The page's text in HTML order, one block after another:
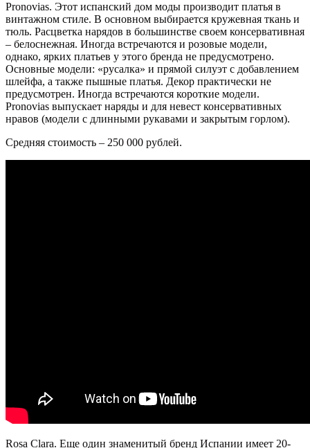
Pronovias. Этот испанский дом моды производит платья в
винтажном стиле. В основном выбирается кружевная ткань и
тюль. Расцветка нарядов в большинстве своем консервативная
– белоснежная. Иногда встречаются и розовые модели,
однако, ярких платьев у этого бренда не предусмотрено.
Основные модели: «русалка» и прямой силуэт с добавлением
шлейфа, а также пышные платья. Декор практически не
предусмотрен. Иногда встречаются короткие модели.
Pronovias выпускает наряды и для невест консервативных
нравов (модели с длинными рукавами и закрытым горлом).
Средняя стоимость – 250 000 рублей.
Rosa Clara. Еще один знаменитый бренд Испании имеет 20-